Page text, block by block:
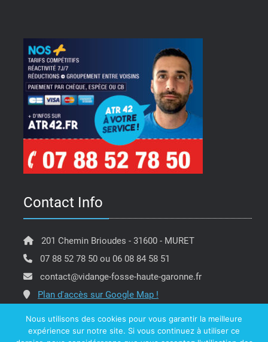
Contact Info
201 Chemin Brioudes - 31600 - MURET
07 88 52 78 50 ou 06 08 84 58 51
contact@vidange-fosse-haute-garonne.fr
Plan d'accès sur Google Map !
Nous utilisons des cookies pour vous garantir la meilleure
expérience sur notre site. Si vous continuez à utiliser ce